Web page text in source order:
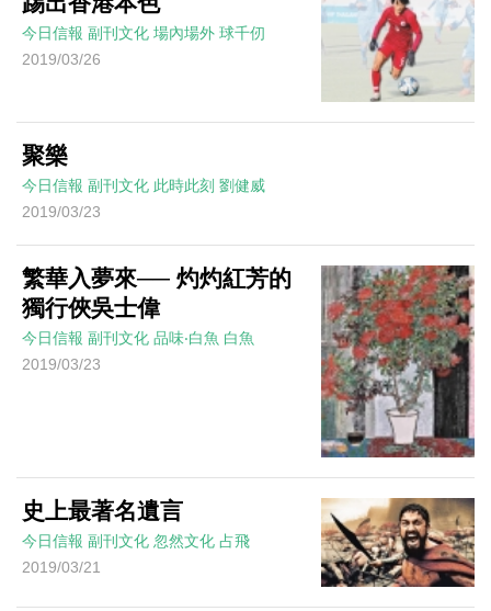
今日信報 副刊文化 場內場外 球千仞
2019/03/26
聚樂
今日信報 副刊文化 此時此刻 劉健威
2019/03/23
繁華入夢來── 灼灼紅芳的
獨行俠吳士偉
今日信報 副刊文化 品味‧白魚 白魚
2019/03/23
史上最著名遺言
今日信報 副刊文化 忽然文化 占飛
2019/03/21